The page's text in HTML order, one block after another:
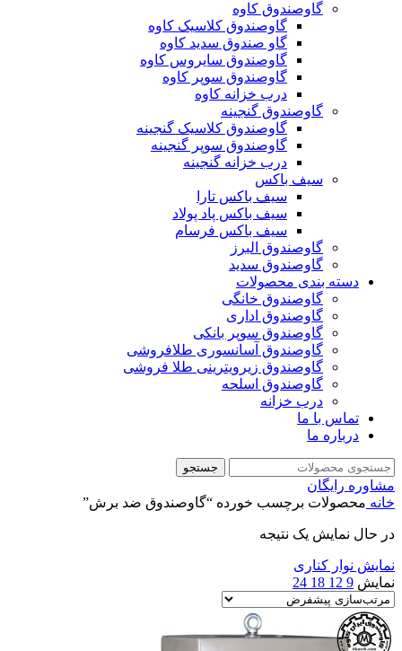
گاوصندوق کاوه
گاوصندوق کلاسیک کاوه
گاو صندوق سدید کاوه
گاوصندوق سایروس کاوه
گاوصندوق سوپر کاوه
درب خزانه کاوه
گاوصندوق گنجینه
گاوصندوق کلاسیک گنجینه
گاوصندوق سوپر گنجینه
درب خزانه گنجینه
سیف باکس
سیف باکس تارا
سیف باکس پاد پولاد
سیف باکس فرسام
گاوصندوق البرز
گاوصندوق سدید
دسته بندی محصولات
گاوصندوق خانگی
گاوصندوق اداری
گاوصندوق سوپر بانکی
گاوصندوق آسانسوری طلافروشی
گاوصندوق زیرویترینی طلا فروشی
گاوصندوق اسلحه
درب خزانه
تماس با ما
درباره ما
جستجو
مشاوره رایگان
خانه محصولات برچسب خورده “گاوصندوق ضد برش”
در حال نمایش یک نتیجه
نمایش نوار کناری
نمایش 9
12
18
24